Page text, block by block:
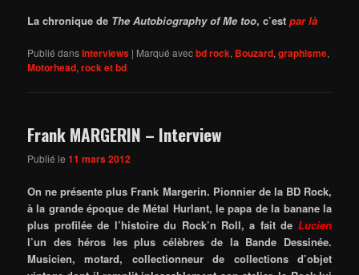
La chronique de The Autobiography of Me too, c’estpar là
Publié dansInterviews | Marqué avecbd rock, Bouzard,graphisme,
Motorhead,rock et bd
Frank MARGERIN – Interview
Publié le11 mars 2012
On ne présente plus Frank Margerin. Pionnier de la BD Rock,
à la grande époque de Métal Hurlant, le papa de la banane la
plus profilée de l’histoire du Rock’n Roll, a fait de Lucien
l’un des héros les plus célèbres de la Bande Dessinée.
Musicien, motard, collectionneur de collections d’objet